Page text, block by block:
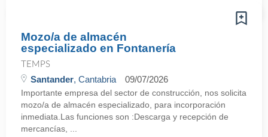
Mozo/a de almacén
especializado en Fontanería
TEMPS
Santander, Cantabria 09/07/2026
Importante empresa del sector de construcción, nos solicita
mozo/a de almacén especializado, para incorporación
inmediata.Las funciones son :Descarga y recepción de
mercancías, ...